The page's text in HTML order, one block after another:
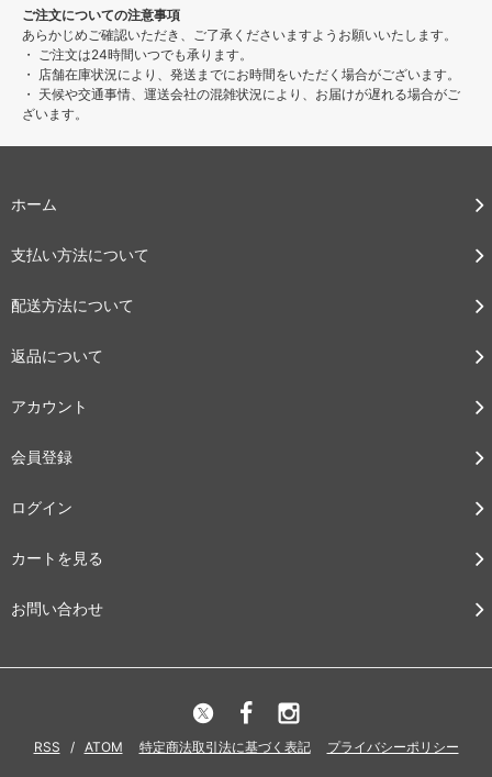
ご注文についての注意事項
あらかじめご確認いただき、ご了承くださいますようお願いいたします。
・ ご注文は24時間いつでも承ります。
・ 店舗在庫状況により、発送までにお時間をいただく場合がございます。
・ 天候や交通事情、運送会社の混雑状況により、お届けが遅れる場合がご
ざいます。
ホーム
支払い方法について
配送方法について
返品について
アカウント
会員登録
ログイン
カートを見る
お問い合わせ
RSS / ATOM 特定商法取引法に基づく表記 プライバシーポリシー